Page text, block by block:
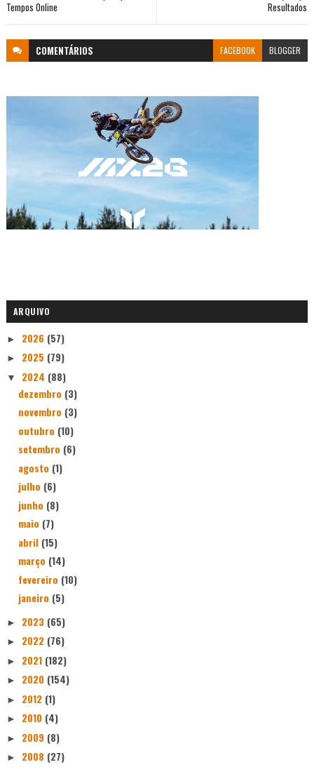
Resultados
Tempos Online
COMENTÁRIOS FACEBOOK BLOGGER
ARQUIVO
► 2026 (57)
► 2025 (79)
▼ 2024 (88)
dezembro (3)
novembro (3)
outubro (10)
setembro (6)
agosto (1)
julho (6)
junho (8)
maio (7)
abril (15)
março (14)
fevereiro (10)
janeiro (5)
► 2023 (65)
► 2022 (76)
► 2021 (182)
► 2020 (154)
► 2012 (1)
► 2010 (4)
► 2009 (8)
► 2008 (27)